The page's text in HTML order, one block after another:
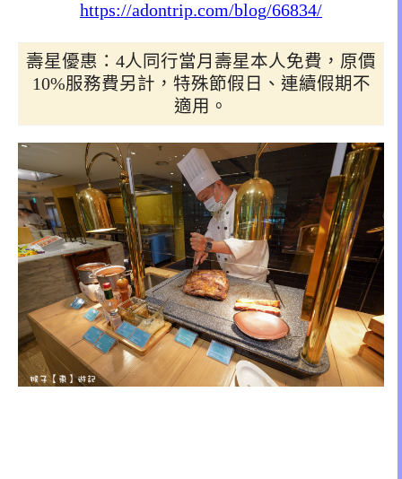
https://adontrip.com/blog/66834/
壽星優惠：4人同行當月壽星本人免費，原價
10%服務費另計，特殊節假日、連續假期不
適用。